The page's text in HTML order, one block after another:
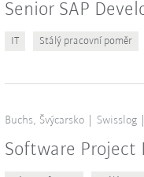
Senior SAP
IT Stálý pracovní poměr
Buchs, Švýcarsko Swisslog
Software